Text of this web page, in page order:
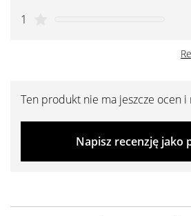
1
Ten produkt nie ma jeszcze ocen i
Napisz recenzję jako